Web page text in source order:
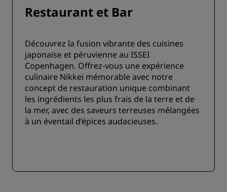
Restaurant et Bar
Découvrez la fusion vibrante des cuisines
japonaise et péruvienne au ISSEI
Copenhagen. Offrez-vous une expérience
culinaire Nikkei mémorable avec notre
concept de restauration unique combinant
les ingrédients les plus frais de la terre et de
la mer, avec des saveurs terreuses mélangées
à un éventail d’épices audacieuses.